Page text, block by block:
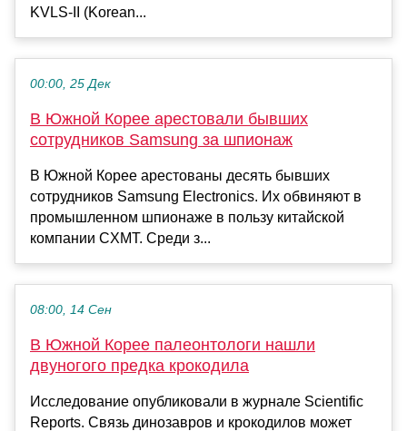
KVLS-II (Korean...
00:00, 25 Дек
В Южной Корее арестовали бывших
сотрудников Samsung за шпионаж
В Южной Корее арестованы десять бывших
сотрудников Samsung Electronics. Их обвиняют в
промышленном шпионаже в пользу китайской
компании CXMT. Среди з...
08:00, 14 Сен
В Южной Корее палеонтологи нашли
двуногого предка крокодила
Исследование опубликовали в журнале Scientific
Reports. Связь динозавров и крокодилов может